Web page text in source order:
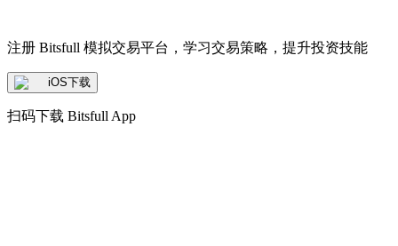
注册 Bitsfull 模拟交易平台，学习交易策略，提升投资技能
iOS下载
扫码下载 Bitsfull App